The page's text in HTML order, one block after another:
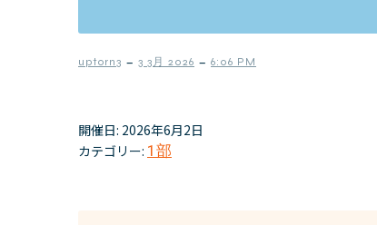
uptorn3 – 3 3月 2026 – 6:06 PM
開催日: 2026年6月2日
カテゴリー: 1部